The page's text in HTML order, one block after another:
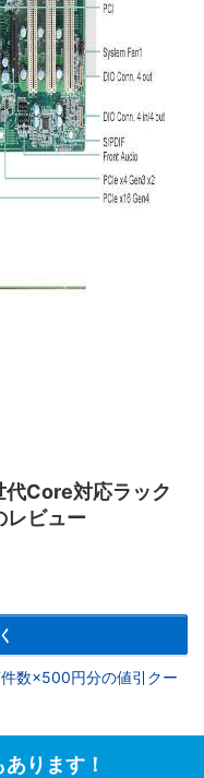
Core対応ラック
レビュー
数×500円分の値引クー
ります！